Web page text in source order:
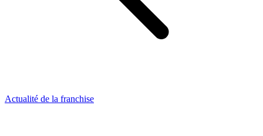
Actualité de la franchise